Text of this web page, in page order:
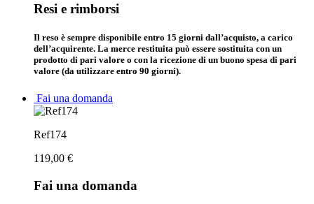
Resi e rimborsi
Il reso è sempre disponibile entro 15 giorni dall’acquisto, a carico
dell’acquirente. La merce restituita può essere sostituita con un
prodotto di pari valore o con la ricezione di un buono spesa di pari
valore (da utilizzare entro 90 giorni).
Fai una domanda
Ref174
119,00 €
Fai una domanda